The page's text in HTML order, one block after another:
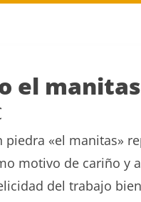
el manitas
Rango
de
precios:
desde
35€
piedra «el manitas»
motivo de cariño y
del trabajo